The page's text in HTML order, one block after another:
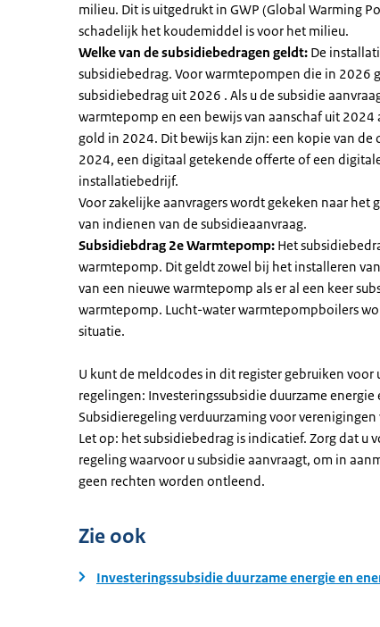
milieu. Dit is uitgedrukt in GWP (Global Warming
schadelijk het koudemiddel is voor het milieu.
Welke van de subsidiebedragen geldt: De
subsidiebedrag. Voor warmtepompen die in 2026
subsidiebedrag uit 2026 . Als u de subsidie
warmtepomp en een bewijs van aanschaf uit
gold in 2024. Dit bewijs kan zijn: een kopie van
2024, een digitaal getekende offerte of een
installatiebedrijf.
Voor zakelijke aanvragers wordt gekeken naar
van indienen van de subsidieaanvraag.
Subsidiebdrag 2e Warmtepomp: Het
warmtepomp. Dit geldt zowel bij het installeren
van een nieuwe warmtepomp als er al een keer
warmtepomp. Lucht-water warmtepompboilers
situatie.
U kunt de meldcodes in dit register gebruiken voor
regelingen: Investeringssubsidie duurzame energie
Subsidieregeling verduurzaming voor verenigingen
Let op: het subsidiebedrag is indicatief. Zorg dat u
regeling waarvoor u subsidie aanvraagt, om in
geen rechten worden ontleend.
Zie ook
Investeringssubsidie duurzame energie en